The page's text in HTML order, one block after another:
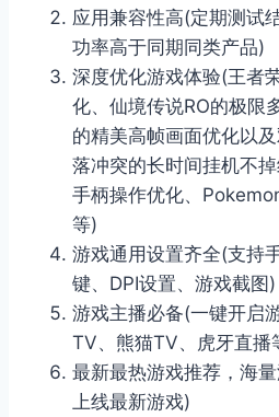
应用兼容性高(定期测试
功率高于同期同类产品)
深度优化游戏体验(王者
化、仙境传说RO的极限
的精美高帧画面优化以
落冲突的长时间挂机不
手柄操作优化、
等)
游戏通用设置齐全(支持
键、DPI设置、游戏截图)
游戏主播必备(一键开启
TV、熊猫TV、虎牙直播
最新最热游戏推荐，海
上线最新游戏)